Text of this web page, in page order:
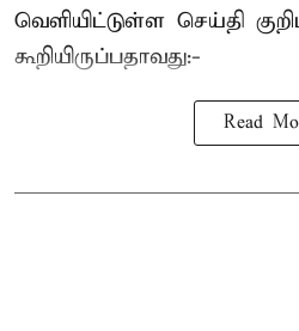
வெளியிட்டுள்ள செய்தி
கூறியிருப்பதாவது:-
Read